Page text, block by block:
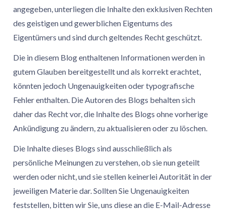
angegeben, unterliegen die Inhalte den exklusiven Rechten
des geistigen und gewerblichen Eigentums des
Eigentümers und sind durch geltendes Recht geschützt.
Die in diesem Blog enthaltenen Informationen werden in
gutem Glauben bereitgestellt und als korrekt erachtet,
könnten jedoch Ungenauigkeiten oder typografische
Fehler enthalten. Die Autoren des Blogs behalten sich
daher das Recht vor, die Inhalte des Blogs ohne vorherige
Ankündigung zu ändern, zu aktualisieren oder zu löschen.
Die Inhalte dieses Blogs sind ausschließlich als
persönliche Meinungen zu verstehen, ob sie nun geteilt
werden oder nicht, und sie stellen keinerlei Autorität in der
jeweiligen Materie dar. Sollten Sie Ungenauigkeiten
feststellen, bitten wir Sie, uns diese an die E-Mail-Adresse